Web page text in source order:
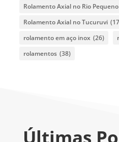
Rolamento Axial no Rio Pequeno
Rolamento Axial no Tucuruvi
rolamento em aço inox (26)
rolamentos (38)